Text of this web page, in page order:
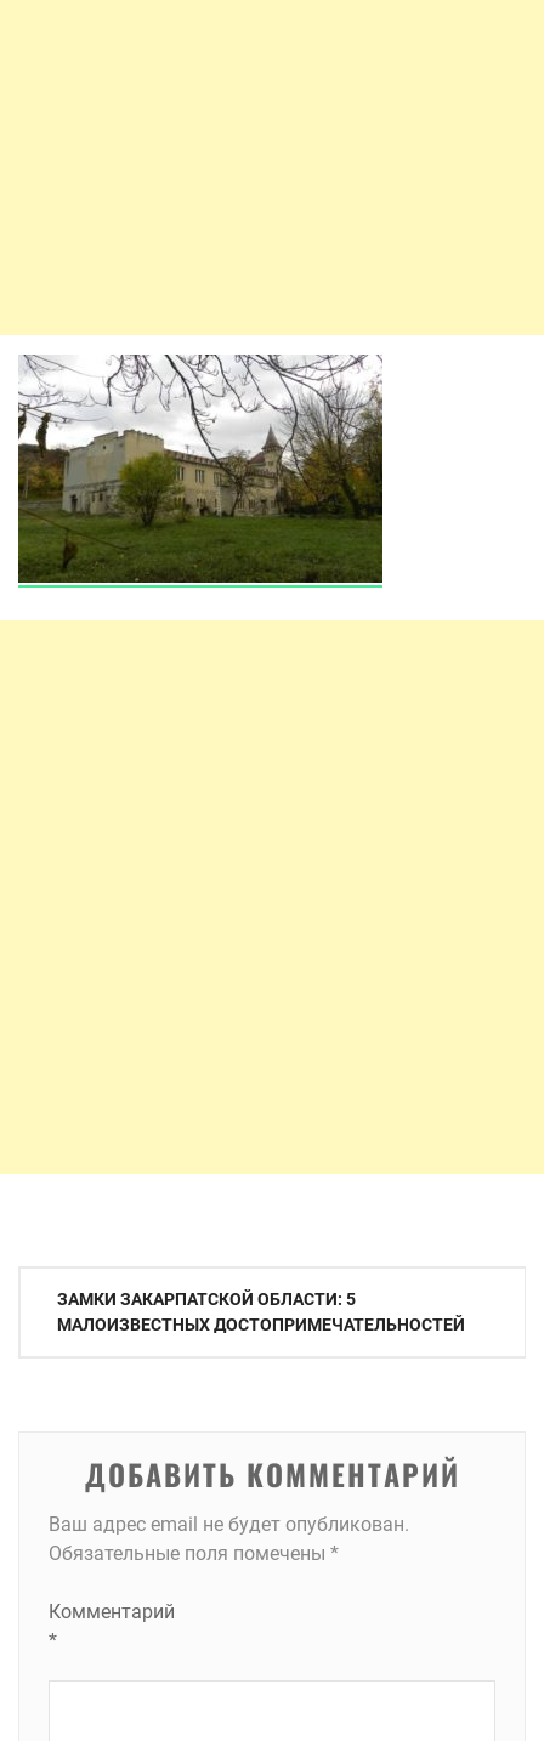
Навигация
ЗАМКИ ЗАКАРПАТСКОЙ ОБЛАСТИ: 5
МАЛОИЗВЕСТНЫХ ДОСТОПРИМЕЧАТЕЛЬНОСТЕЙ
ДОБАВИТЬ КОММЕНТАРИЙ
Ваш адрес email не будет опубликован.
Обязательные поля помечены *
Комментарий
*